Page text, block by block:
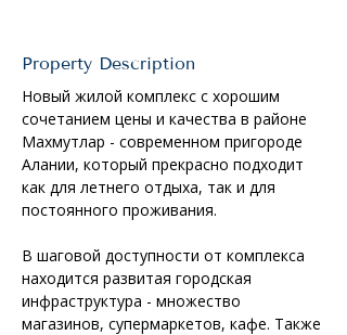
Property Description
Новый жилой комплекс с хорошим
сочетанием цены и качества в районе
Махмутлар - современном пригороде
Алании, который прекрасно подходит
как для летнего отдыха, так и для
постоянного проживания.
В шаговой доступности от комплекса
находится развитая городская
инфраструктура - множество
магазинов, супермаркетов, кафе. Также